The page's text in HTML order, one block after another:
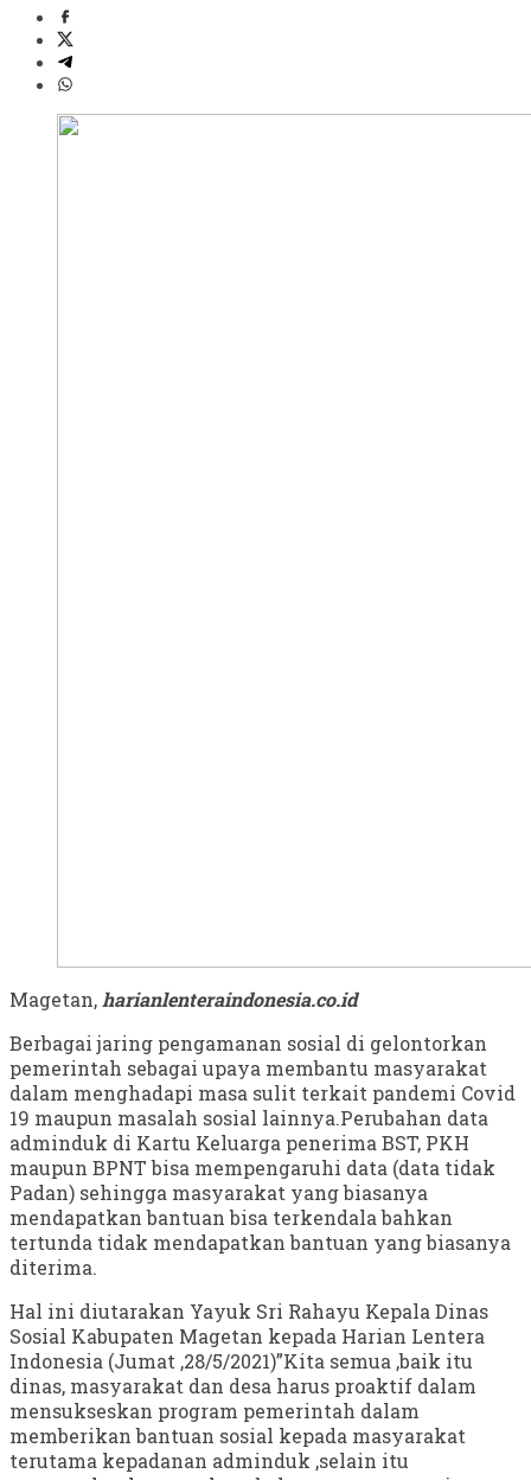
Magetan,harianlenteraindonesia.co.id
Berbagai jaring pengamanan sosial di gelontorkan
pemerintah sebagai upaya membantu masyarakat
dalam menghadapi masa sulit terkait pandemi Covid
19 maupun masalah sosial lainnya.Perubahan data
adminduk di Kartu Keluarga penerima BST, PKH
maupun BPNT bisa mempengaruhi data (data tidak
Padan) sehingga masyarakat yang biasanya
mendapatkan bantuan bisa terkendala bahkan
tertunda tidak mendapatkan bantuan yang biasanya
diterima.
Hal ini diutarakan Yayuk Sri Rahayu Kepala Dinas
Sosial Kabupaten Magetan kepada Harian Lentera
Indonesia (Jumat ,28/5/2021)”Kita semua ,baik itu
dinas, masyarakat dan desa harus proaktif dalam
mensukseskan program pemerintah dalam
memberikan bantuan sosial kepada masyarakat
terutama kepadanan adminduk ,selain itu